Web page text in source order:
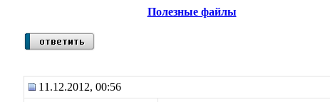
Полезные файлы
11.12.2012, 00:56